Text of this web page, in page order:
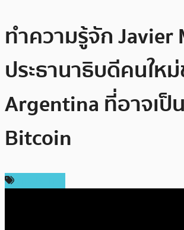
ทำความรู้จัก Javier
ประธานาธิบดีคนให
Argentina ที่อาจเ
Bitcoin